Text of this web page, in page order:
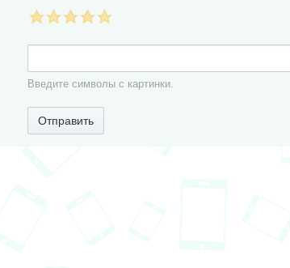
Введите символы с картинки.
Отправить